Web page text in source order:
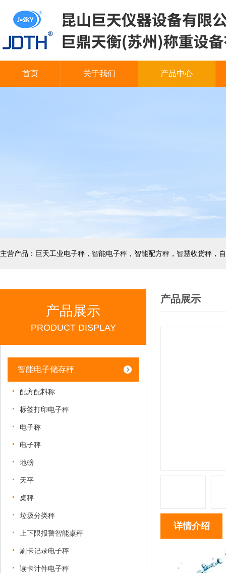
首页 关于我们 产品中心
产品展示
PRODUCT DISPLAY
智能电子储存秤
配方配料称
标签打印电子秤
电子称
电子秤
地磅
天平
桌秤
垃圾分类秤
上下限报警智能桌秤
刷卡记录电子秤
读卡计件电子秤
产品展示
详情介绍